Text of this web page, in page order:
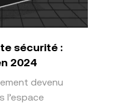
sécurité :
2024
devenu
l’espace